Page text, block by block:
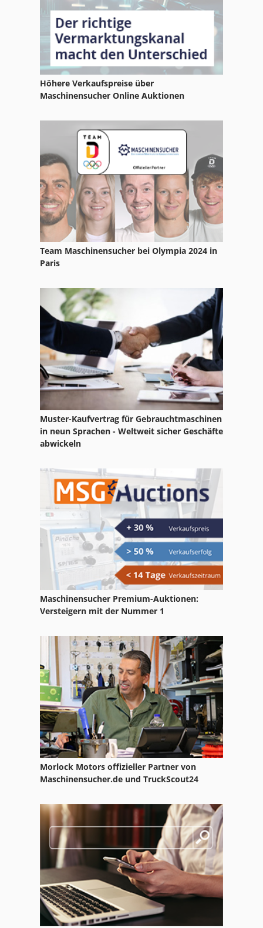
Wafios Bm 30
Wd 1200 30
Wenzel Lh
Wille 655 C
Wille 725
Wmw Bs
Wmw Bt 2
Wmw Scfdla 13-1
Ws 54
Höhere Verkaufspreise über
Maschinensucher Online Auktionen
Team Maschinensucher bei Olympia 2024 in
Paris
Muster-Kaufvertrag für Gebrauchtmaschinen
in neun Sprachen - Weltweit sicher Geschäfte
abwickeln
Maschinensucher Premium-Auktionen:
Versteigern mit der Nummer 1
Morlock Motors offizieller Partner von
Maschinensucher.de und TruckScout24